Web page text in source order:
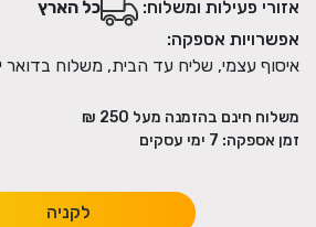
אזורי פעילות ומשלוח:
כל הארץ
אפשרויות אספקה:
איסוף עצמי, שליח עד הבית, משלוח בדואר
משלוח חינם בהזמנה מעל 250
₪
זמן אספקה: 7 ימי עסקים
לקניה